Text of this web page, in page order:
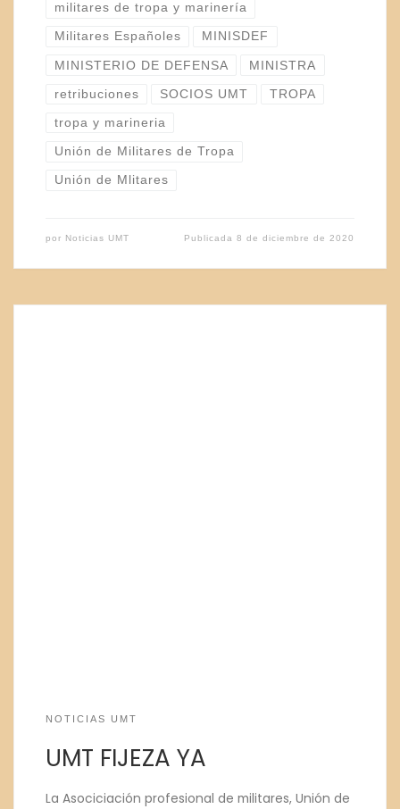
militares de tropa y marinería
Militares Españoles MINISDEF
MINISTERIO DE DEFENSA MINISTRA
retribuciones SOCIOS UMT TROPA
tropa y marineria
Unión de Militares de Tropa
Unión de Mlitares
por Noticias UMT Publicada8 de diciembre de 2020
NOTICIAS UMT
UMT FIJEZA YA
La Asociciación profesional de militares, Unión de